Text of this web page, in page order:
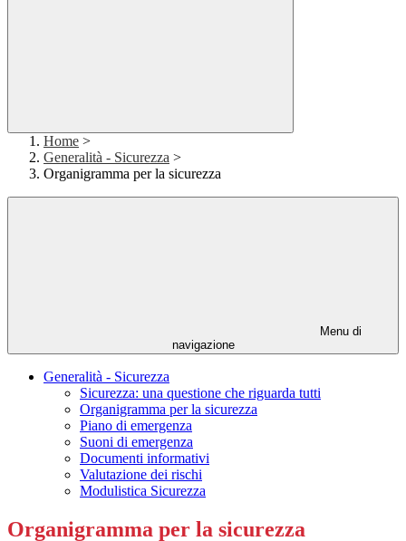
Home >
Generalità - Sicurezza >
Organigramma per la sicurezza
Menu di
navigazione
Generalità - Sicurezza
Sicurezza: una questione che riguarda tutti
Organigramma per la sicurezza
Piano di emergenza
Suoni di emergenza
Documenti informativi
Valutazione dei rischi
Modulistica Sicurezza
Organigramma per la sicurezza